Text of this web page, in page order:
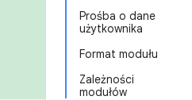
Prośba o dane
użytkownika
Format modułu
Zależności
modułów